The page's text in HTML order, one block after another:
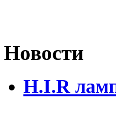
Новости
H.I.R